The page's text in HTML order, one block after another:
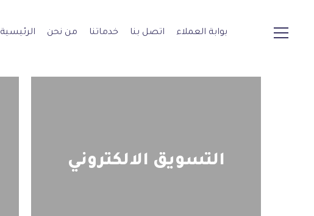
الرئيسية من نحن خدماتنا اتصل بنا بوابة العملاء
التسويق الالكتروني